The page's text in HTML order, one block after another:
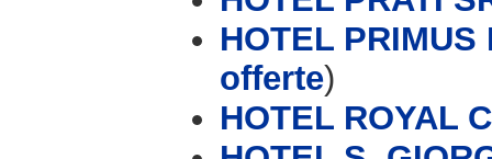
HOTEL
offerte)
HOTEL ROYAL